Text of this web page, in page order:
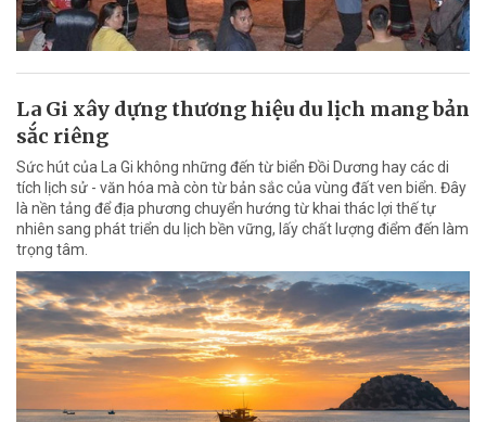
La Gi xây dựng thương hiệu du lịch mang bản
sắc riêng
Sức hút của La Gi không những đến từ biển Đồi Dương hay các di
tích lịch sử - văn hóa mà còn từ bản sắc của vùng đất ven biển. Đây
là nền tảng để địa phương chuyển hướng từ khai thác lợi thế tự
nhiên sang phát triển du lịch bền vững, lấy chất lượng điểm đến làm
trọng tâm.